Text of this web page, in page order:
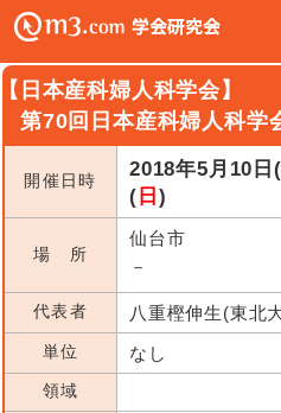
日本産科婦人科学会】
第70回日本産科婦人科学
開催日時
2018年5月10日
( 日 )
場 所
仙台市
－
代表者 八重樫伸生(東北
単位 なし
領域